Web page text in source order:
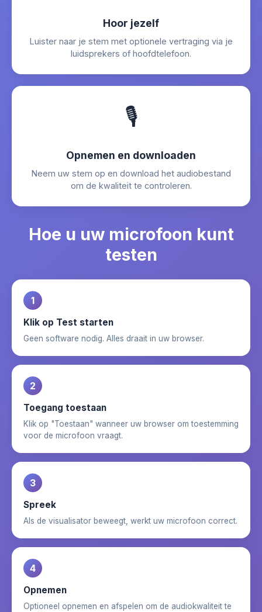
Hoor jezelf
Luister naar je stem met optionele vertraging via je
luidsprekers of hoofdtelefoon.
🎙️
Opnemen en downloaden
Neem uw stem op en download het audiobestand
om de kwaliteit te controleren.
Hoe u uw microfoon kunt
testen
1
Klik op Test starten
Geen software nodig. Alles draait in uw browser.
2
Toegang toestaan ​​
Klik op "Toestaan" wanneer uw browser om toestemming
voor de microfoon vraagt.
3
Spreek
Als de visualisator beweegt, werkt uw microfoon correct.
4
Opnemen
Optioneel opnemen en afspelen om de audiokwaliteit te